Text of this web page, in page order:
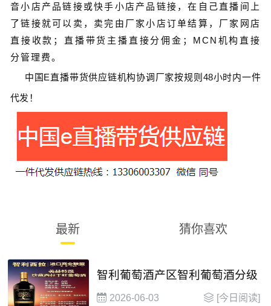
音小店产品链接或快手小店产品链接，在自己直播间上
了链接就可以卖，卖完由厂家小店订单结算，厂家网店
直接收款；直播带货主播直接分佣金；MCN机构直接
分管理费。
中国E直播带货供应链机构协调厂家按规则 48小时内一件
代发！
最新 猜你喜欢
智利葡萄酒产区智利葡萄酒分级
2026-06-03 [今日阅读]